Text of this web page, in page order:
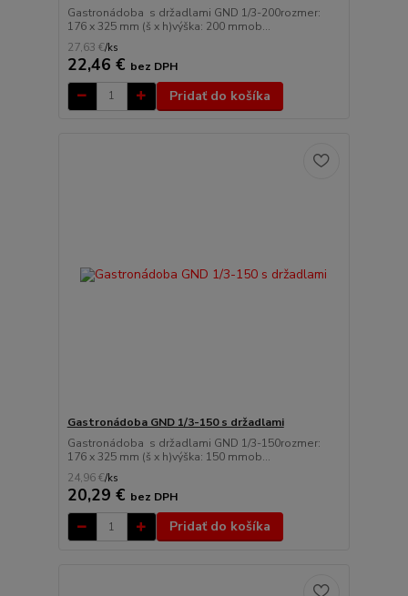
Gastronádoba s držadlami GND 1/3-200rozmer:
176 x 325 mm (š x h)výška: 200 mmob...
27,63 €/ks
22,46 € bez DPH
Pridať do košíka
Gastronádoba GND 1/3-150 s držadlami
Gastronádoba s držadlami GND 1/3-150rozmer:
176 x 325 mm (š x h)výška: 150 mmob...
24,96 €/ks
20,29 € bez DPH
Pridať do košíka